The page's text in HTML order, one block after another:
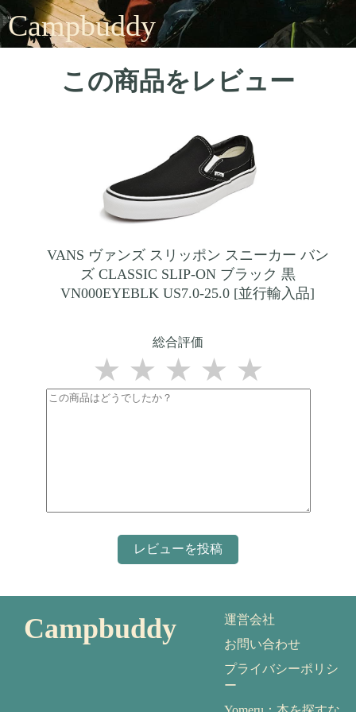
Campbuddy
この商品をレビュー
VANS ヴァンズ スリッポン スニーカー バン
ズ CLASSIC SLIP-ON ブラック 黒
VN000EYEBLK US7.0-25.0 [並行輸入品]
総合評価
★
★
★
★
★
Campbuddy
運営会社
お問い合わせ
プライバシーポリシ
ー